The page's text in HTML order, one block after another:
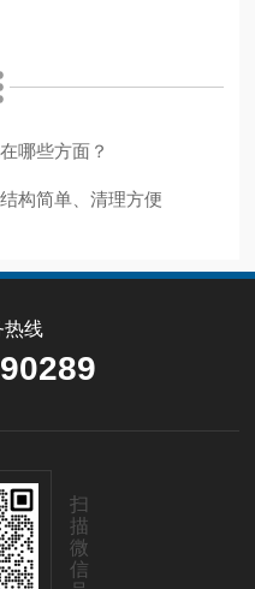
哪些方面？
构简单、清理方便
热线
扫
描
微
信